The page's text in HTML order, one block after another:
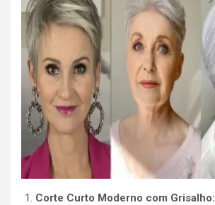
Corte Curto Moderno com Grisalho: